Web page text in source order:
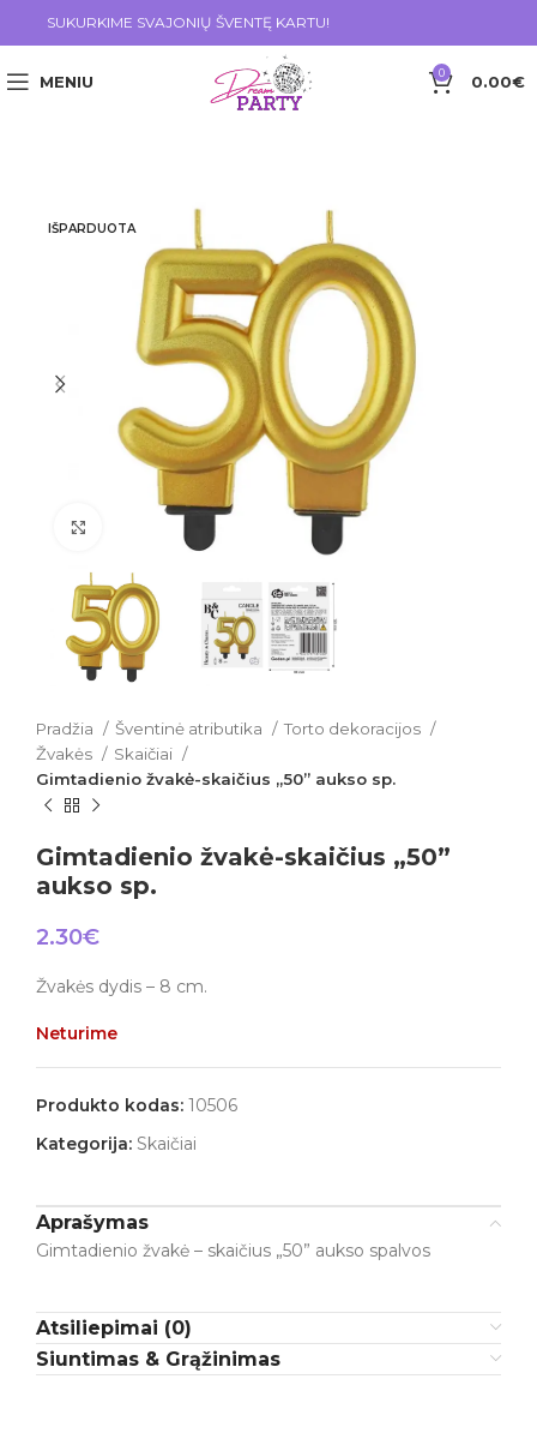
SUKURKIME SVAJONIŲ ŠVENTĘ KARTU!
MENIU 0 0.00€
IŠPARDUOTA
Pradžia Šventinė atributika
Torto dekoracijos
Žvakės
Skaičiai
Gimtadienio žvakė-skaičius „50” aukso sp.
Gimtadienio žvakė-skaičius „50”
aukso sp.
2.30€
Žvakės dydis – 8 cm.
Neturime
Produkto kodas: 10506
Kategorija: Skaičiai
Aprašymas
Gimtadienio žvakė – skaičius „50” aukso spalvos
Atsiliepimai (0)
Siuntimas & Grąžinimas